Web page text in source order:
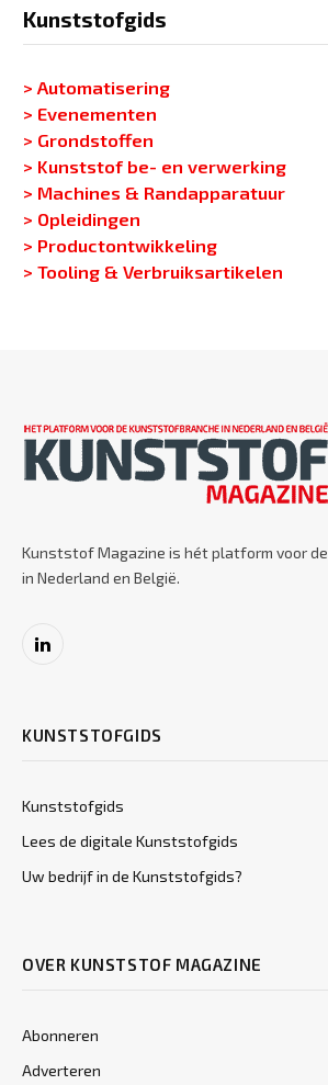
Kunststofgids
> Automatisering
> Evenementen
> Grondstoffen
> Kunststof be- en verwerking
> Machines & Randapparatuur
> Opleidingen
> Productontwikkeling
> Tooling & Verbruiksartikelen
Kunststof Magazine is hét platform voor
in Nederland en België.
LinkedIn
KUNSTSTOFGIDS
Kunststofgids
Lees de digitale Kunststofgids
Uw bedrijf in de Kunststofgids?
OVER KUNSTSTOF MAGAZINE
Abonneren
Adverteren